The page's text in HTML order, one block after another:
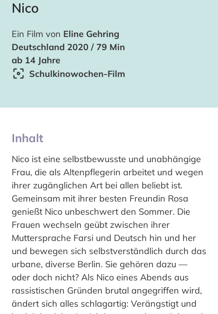
Nico
Ein Film von Eline Gehring
Deutschland 2020 / 79 Min
ab 14 Jahre
Schulkinowochen-Film
Inhalt
Nico ist eine selbstbewusste und unabhängige
Frau, die als Altenpflegerin arbeitet und wegen
ihrer zugänglichen Art bei allen beliebt ist.
Gemeinsam mit ihrer besten Freundin Rosa
genießt Nico unbeschwert den Sommer. Die
Frauen wechseln geübt zwischen ihrer
Muttersprache Farsi und Deutsch hin und her
und bewegen sich selbstverständlich durch das
urbane, diverse Berlin. Sie gehören dazu —
oder doch nicht? Als Nico eines Abends aus
rassistischen Gründen brutal angegriffen wird,
ändert sich alles schlagartig: Verängstigt und